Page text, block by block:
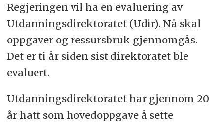
Regjeringen vil ha en evaluering av
Utdanningsdirektoratet (Udir). Nå skal
oppgaver og ressursbruk gjennomgås.
Det er ti år siden sist direktoratet ble
evaluert.
Utdanningsdirektoratet har gjennom 20
år hatt som hovedoppgave å sette